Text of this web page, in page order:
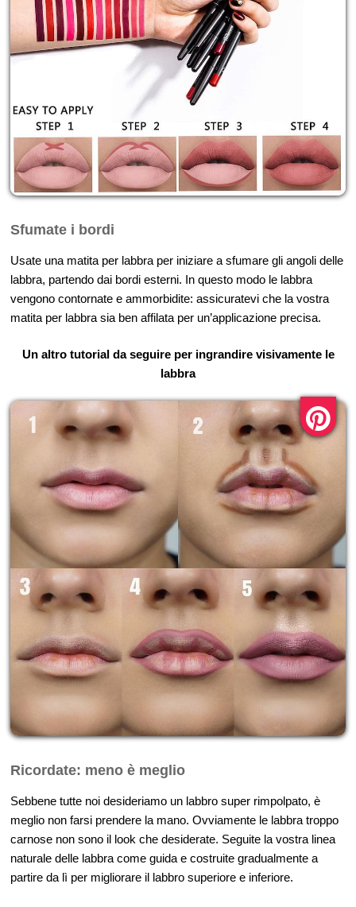
Sfumate i bordi
Usate una matita per labbra per iniziare a sfumare gli angoli delle
labbra, partendo dai bordi esterni. In questo modo le labbra
vengono contornate e ammorbidite: assicuratevi che la vostra
matita per labbra sia ben affilata per un’applicazione precisa.
Un altro tutorial da seguire per ingrandire visivamente le
labbra
Ricordate: meno è meglio
Sebbene tutte noi desideriamo un labbro super rimpolpato, è
meglio non farsi prendere la mano. Ovviamente le labbra troppo
carnose non sono il look che desiderate. Seguite la vostra linea
naturale delle labbra come guida e costruite gradualmente a
partire da lì per migliorare il labbro superiore e inferiore.